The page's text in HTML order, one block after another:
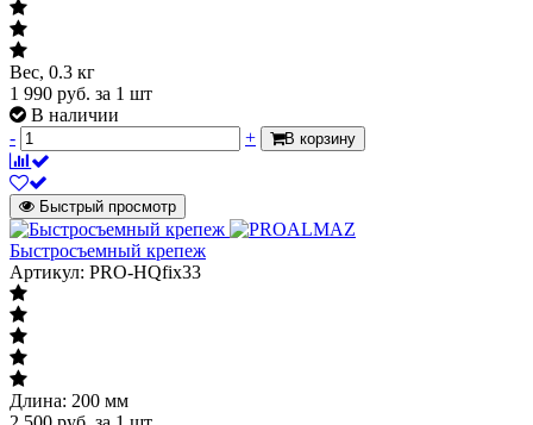
Вес, 0.3 кг
1 990 руб. за 1 шт
В наличии
-
+ В корзину
Быстрый просмотр
Быстросъемный крепеж
Артикул: PRO-HQfix33
Длина: 200 мм